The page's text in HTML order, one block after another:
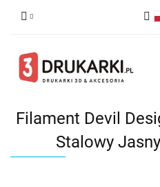
English
Filament Devil
Stalowy